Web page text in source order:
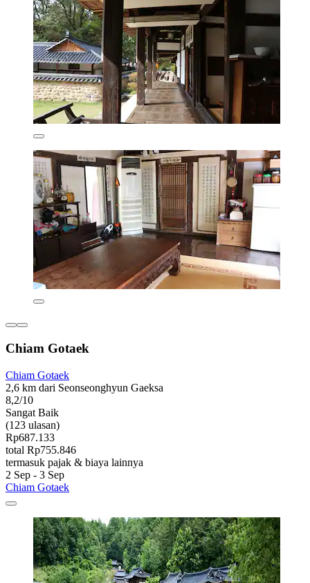
Chiam Gotaek
Chiam Gotaek
2,6 km dari Seonseonghyun Gaeksa
8,2/10
Sangat Baik
(123 ulasan)
Rp687.133
total Rp755.846
termasuk pajak & biaya lainnya
2 Sep - 3 Sep
Chiam Gotaek